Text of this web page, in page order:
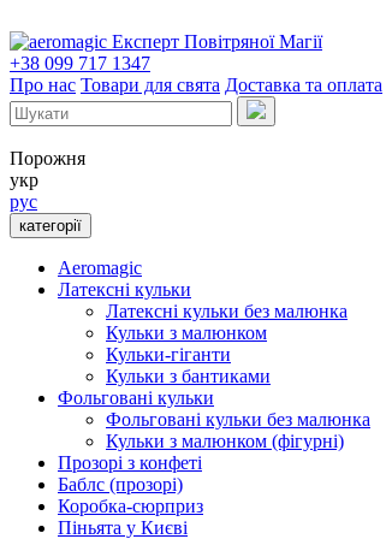
Експерт Повітряної Магії
+38 099 717 1347
Про нас Товари для свята Доставка та оплата
Порожня
укр
рус
категорії
Aeromagic
Латексні кульки
Латексні кульки без малюнка
Кульки з малюнком
Кульки-гіганти
Кульки з бантиками
Фольговані кульки
Фольговані кульки без малюнка
Кульки з малюнком (фігурні)
Прозорі з конфеті
Баблс (прозорі)
Коробка-сюрприз
Піньята у Києві